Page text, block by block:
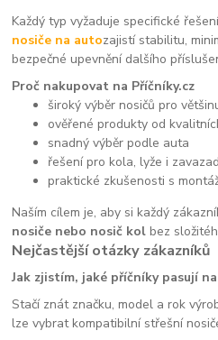
Každý typ vyžaduje specifické
nosiče na autozajistí stabilitu,
bezpečné upevnění dalšího
Proč nakupovat na Příčníky.cz
široký výběr nosičů pro
ověřené produkty od
snadný výběr podle auta
řešení pro kola, lyže i
praktické zkušenosti s
Naším cílem je, aby si každý
nosiče nebo nosič kol bez
Nejčastější otázky zákazníků
Jak zjistím, jaké příčníky pasují
Stačí znát značku, model a rok
lze vybrat kompatibilní střešní